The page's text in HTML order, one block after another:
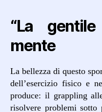
“La
mente
La bellezza di questo
dell’esercizio fisico e
produce: il grappling
risolvere problemi